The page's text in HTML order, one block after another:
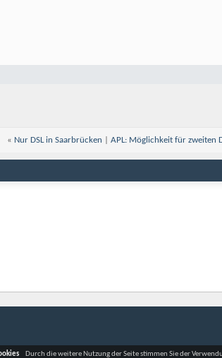
« Nur DSL in Saarbrücken APL: Möglichkeit für zweiten
Durch die weitere Nutzung der Seite stimmen Sie der